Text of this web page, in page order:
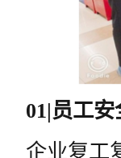
01|员工安
企业复工